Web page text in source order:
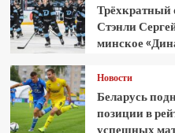
Трёхкратный
Стэнли
минское
Новости
Беларусь
позиции в
успешных